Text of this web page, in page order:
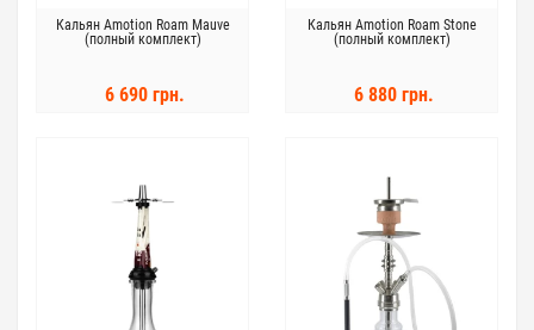
Кальян Amotion Roam Mauve
(полный комплект)
6 690 грн.
Кальян Amotion Roam Stone
(полный комплект)
6 880 грн.